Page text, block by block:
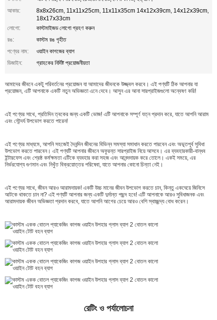
আকার:
8x8x26cm, 11x11x25cm, 11x11x35cm 14x12x39cm, 14x12x39cm,
18x17x33cm
লোগো:
কাস্টমাইজড লোগো গ্রহণ করুন
রঙ:
কাস্টম রঙ গৃহীত
পণ্যের নাম:
ওয়াইন কাগজের ব্যাগ
ডিজাইন:
গ্রাহকের নির্দিষ্ট প্রয়োজনীয়তা
আমাদের জীবনে একটু পরিবর্তনের প্রয়োজন যা আমাদের জীবনকে উজ্জ্বল করবে। এই পণ্যটি ঠিক আপনার যা
প্রয়োজন, এটি আপনাকে একটি নতুন অভিজ্ঞতা এনে দেবে। আসুন এর আনা সারপ্রাইজগুলো অন্বেষণ করি!
এই পণ্যের সাথে, প্রতিদিন ত্বকের জন্য একটি ভোজ! এটি আপনাকে সম্পূর্ণ যত্ন প্রদান করে, যাতে আপনি আরাম
এবং সৌন্দর্য উপভোগ করতে পারেন!
এই পণ্যের মাধ্যমে, আপনি সহজেই দৈনন্দিন জীবনের বিভিন্ন সমস্যা সমাধান করতে পারবেন এবং অভূতপূর্ব সুবিধা
উপভোগ করতে পারবেন। এই পণ্যটি আপনার জীবনে অফুরন্ত সারপ্রাইজ নিয়ে আসবে। এর ব্যবহারকারী-বান্ধব
ইন্টারফেস এবং শ্রেষ্ঠ কর্মক্ষমতা এটিকে ব্যবহার করা সহজ এবং আনন্দদায়ক করে তোলে। একই সময়ে, এর
নির্ভরযোগ্য গুণমান এবং নিখুঁত বিক্রয়োত্তর পরিষেবা, যাতে আপনার কোনো চিন্তা নেই।
এই পণ্যের সাথে, জীবন আরও আরামদায়ক! একটি উচ্চ মানের জীবন উপভোগ করতে চান, কিন্তু একঘেয়ে জিনিসে
আটকে থাকতে চান না? এই পণ্যটি আপনার জন্য একটি দুর্দান্ত পছন্দ হবে! এটি আপনাকে আরও সুবিধাজনক এবং
আরামদায়ক জীবন অভিজ্ঞতা প্রদান করবে, যাতে আপনি আগের চেয়ে আরও বেশি স্বাচ্ছন্দ্য বোধ করেন।
রেটিং ও পর্যালোচনা